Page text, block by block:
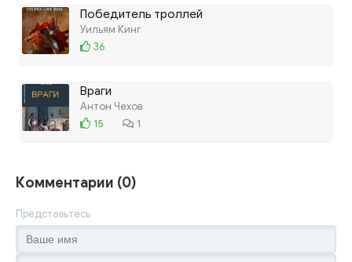
Победитель троллей
Уильям Кинг
36
Враги
Антон Чехов
15
1
Комментарии (0)
Представьтесь